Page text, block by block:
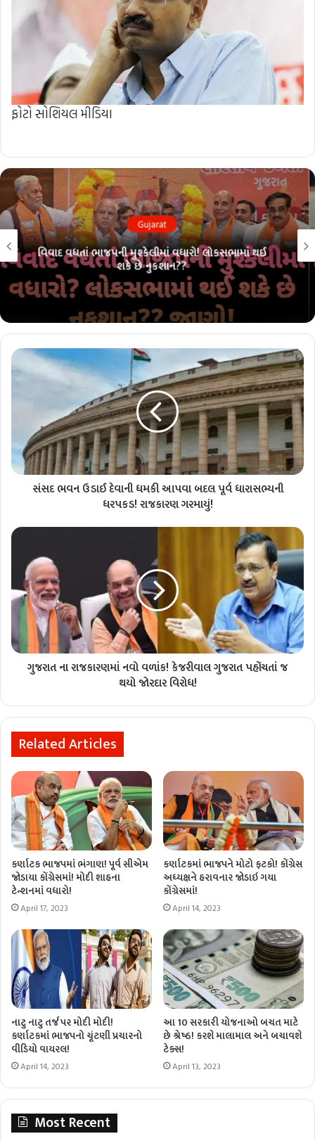
ફોટો સોશિયલ મીડિયા
Gujarat
લોકસભા ચૂંટણી પહેલાં ભાજપમાં ભંગાણ?? 26 માંથી 26ની
પરંપરા તૂટશે?? જાણો!!
સંસદ ભવન ઉડાઈ દેવાની ધમકી આપવા બદલ પૂર્વ ધારાસભ્યની
ધરપકડ! રાજકારણ ગરમાયું!
ગુજરાત ના રાજકારણમાં નવો વળાંક! કેજરીવાલ ગુજરાત પહોંચતાં જ
થયો જોરદાર વિરોધ!
Related Articles
કર્ણાટક ભાજપમાં ભંગાણ! પૂર્વ સીએમ
જોડાયા કોંગ્રેસમાં! મોદી શાહના
ટેન્શનમાં વધારો!
April 17, 2023
કર્ણાટકમાં ભાજપને મોટો ફટકો! કોંગ્રેસ
અધ્યક્ષને હરાવનાર જોડાઇ ગયા
કોંગ્રેસમાં!
April 14, 2023
નાટુ નાટુ તર્જ પર મોદી મોદી!
કર્ણાટકમાં ભાજપનો ચૂંટણી પ્રચારનો
વીડિયો વાયરલ!
April 14, 2023
આ 10 સરકારી યોજનાઓ બચત માટે
છે શ્રેષ્ઠ! કરશે માલામાલ અને બચાવશે
ટેક્સ!
April 13, 2023
Most Recent